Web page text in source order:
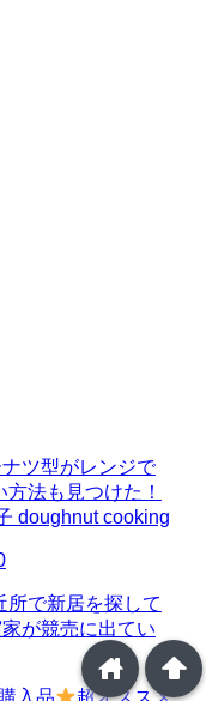
ツ型がレンジで
法も見つけた！
doughnut cooking
所で新居を探して
が競売に出てい
入品
超オススメ
arrowup
home